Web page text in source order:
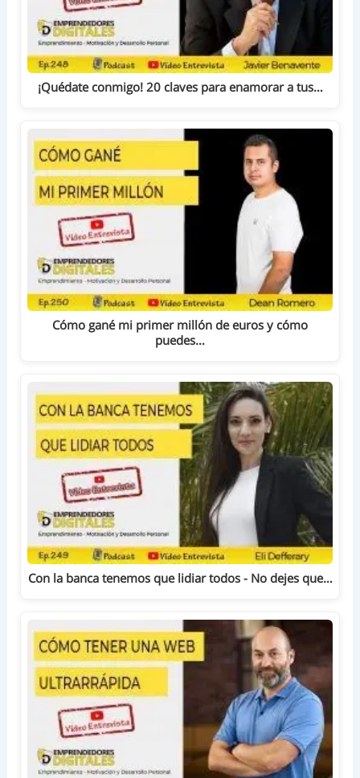
¡Quédate conmigo! 20 claves para enamorar a tus…
Cómo gané mi primer millón de euros y cómo
puedes…
Con la banca tenemos que lidiar todos - No dejes que…